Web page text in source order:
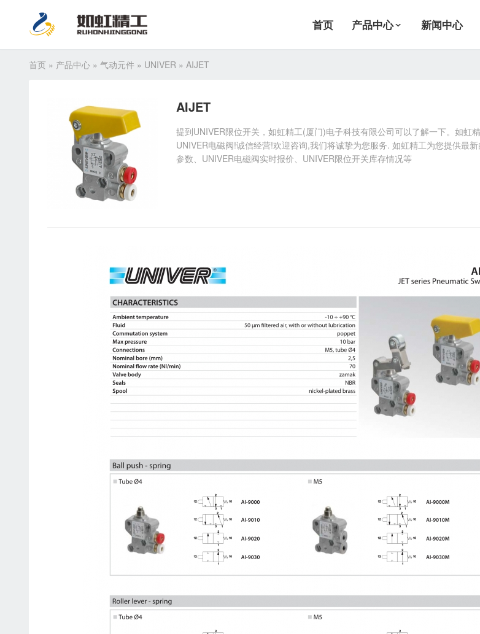
首页 产品中心 新闻中心
首页 » 产品中心 » 气动元件 » UNIVER » AIJET
AIJET
提到UNIVER限位开关，如虹精工(厦门)电子科技有限公司可以了解一下。如虹
UNIVER电磁阀!诚信经营!欢迎咨询,我们将诚挚为您服务. 如虹精工为您提供最
参数、UNIVER电磁阀实时报价、UNIVER限位开关库存情况等